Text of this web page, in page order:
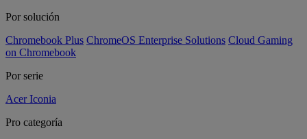
Por solución
Chromebook Plus ChromeOS Enterprise Solutions Cloud Gaming
on Chromebook
Por serie
Acer Iconia
Pro categoría